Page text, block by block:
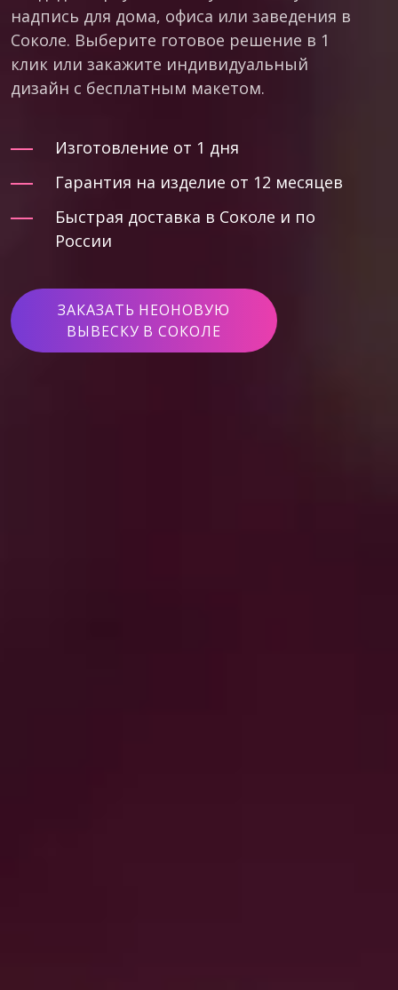
надпись для дома, офиса или заведения в
Соколе. Выберите готовое решение в 1
клик или закажите индивидуальный
дизайн с бесплатным макетом.
Изготовление от 1 дня
Гарантия на изделие от 12 месяцев
Быстрая доставка в Соколе и по
России
ЗАКАЗАТЬ НЕОНОВУЮ
ВЫВЕСКУ В СОКОЛЕ